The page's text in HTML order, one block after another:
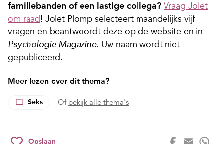
familiebanden of een lastige collega? Vraag Jolet
om raad! Jolet Plomp selecteert maandelijks vijf
vragen en beantwoordt deze op de website en in
Psychologie Magazine. Uw naam wordt niet
gepubliceerd.
Meer lezen over dit thema?
Seks Of bekijk alle thema's
Opslaan